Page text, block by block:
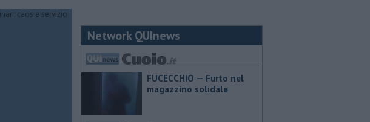
Network QUInews
FUCECCHIO — Furto nel
magazzino solidale